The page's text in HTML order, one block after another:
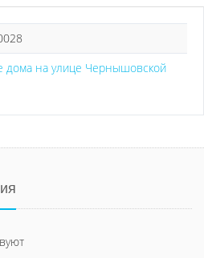
дома на улице Чернышовской